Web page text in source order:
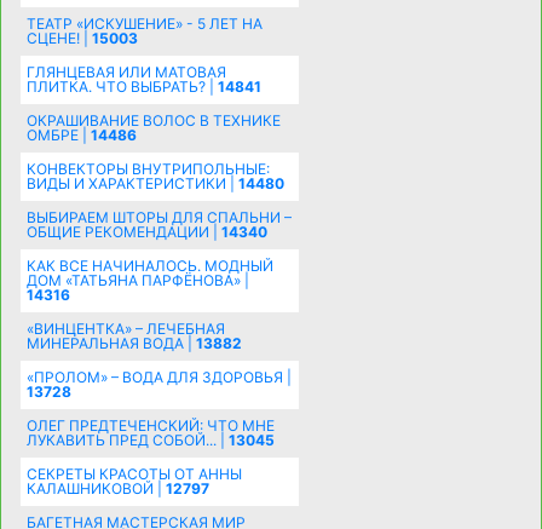
ТЕАТР «ИСКУШЕНИЕ» - 5 ЛЕТ НА
СЦЕНЕ! | 15003
ГЛЯНЦЕВАЯ ИЛИ МАТОВАЯ
ПЛИТКА. ЧТО ВЫБРАТЬ? | 14841
ОКРАШИВАНИЕ ВОЛОС В ТЕХНИКЕ
ОМБРЕ | 14486
КОНВЕКТОРЫ ВНУТРИПОЛЬНЫЕ:
ВИДЫ И ХАРАКТЕРИСТИКИ | 14480
ВЫБИРАЕМ ШТОРЫ ДЛЯ СПАЛЬНИ –
ОБЩИЕ РЕКОМЕНДАЦИИ | 14340
КАК ВСЕ НАЧИНАЛОСЬ. МОДНЫЙ
ДОМ «ТАТЬЯНА ПАРФЁНОВА» |
14316
«ВИНЦЕНТКА» – ЛЕЧЕБНАЯ
МИНЕРАЛЬНАЯ ВОДА | 13882
«ПРОЛОМ» – ВОДА ДЛЯ ЗДОРОВЬЯ |
13728
ОЛЕГ ПРЕДТЕЧЕНСКИЙ: ЧТО МНЕ
ЛУКАВИТЬ ПРЕД СОБОЙ... | 13045
СЕКРЕТЫ КРАСОТЫ ОТ АННЫ
КАЛАШНИКОВОЙ | 12797
БАГЕТНАЯ МАСТЕРСКАЯ МИР